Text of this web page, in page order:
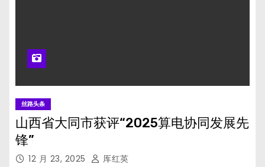
丝路头条
山西省大同市获评“2025算电协同发展先
锋”
12 月 23, 2025 厍红英